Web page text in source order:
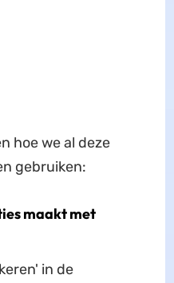
hoe we al deze
gebruiken:
maakt met
in de